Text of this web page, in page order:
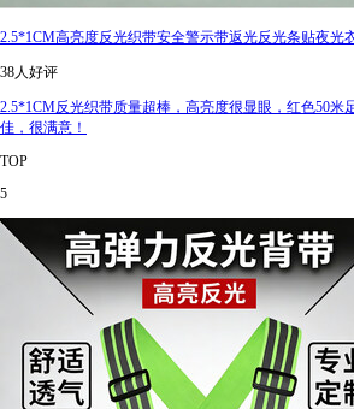
2.5*1CM高亮度反光织带安全警示带返光反光条贴夜光
38人好评
2.5*1CM反光织带质量超棒，高亮度很显眼，红色50米
佳，很满意！
TOP
5